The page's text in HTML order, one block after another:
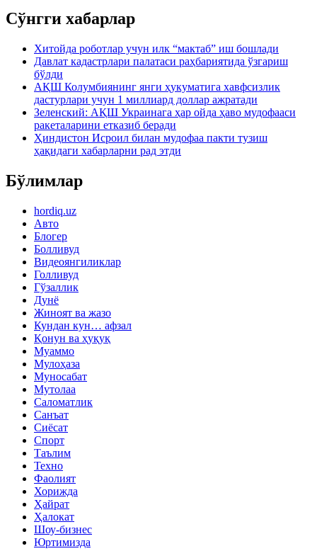
Сўнгги хабарлар
Хитойда роботлар учун илк “мактаб” иш бошлади
Давлат кадастрлари палатаси раҳбариятида ўзгариш
бўлди
АҚШ Колумбиянинг янги ҳукуматига хавфсизлик
дастурлари учун 1 миллиард доллар ажратади
Зеленский: АҚШ Украинага ҳар ойда ҳаво мудофааси
ракеталарини етказиб беради
Ҳиндистон Исроил билан мудофаа пакти тузиш
ҳақидаги хабарларни рад этди
Бўлимлар
hordiq.uz
Авто
Блогер
Болливуд
Видеоянгиликлар
Голливуд
Гўзаллик
Дунё
Жиноят ва жазо
Кундан кун… афзал
Қонун ва ҳуқуқ
Муаммо
Мулоҳаза
Муносабат
Мутолаа
Саломатлик
Санъат
Сиёсат
Спорт
Таълим
Техно
Фаолият
Хорижда
Ҳайрат
Ҳалокат
Шоу-бизнес
Юртимизда